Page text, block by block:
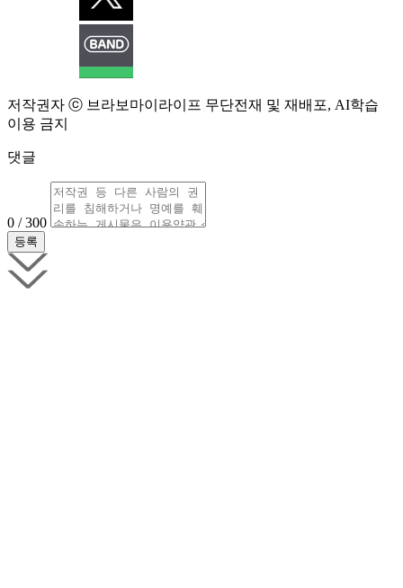
저작권자 ⓒ 브라보마이라이프 무단전재 및 재배포, AI학습
이용 금지
댓글
0 / 300